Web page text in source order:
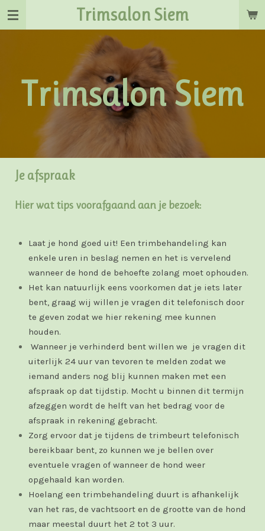
Ga
direct
Trimsalon Siem
Trimsalon Siem
Je afspraak
Hier wat tips voorafgaand aan je bezoek:
Laat je hond goed uit! Een trimbehandeling kan
enkele uren in beslag nemen en het is vervelend
wanneer de hond de behoefte zolang moet ophouden.
Het kan natuurlijk eens voorkomen dat je iets later
bent, graag wij willen je vragen dit telefonisch door
te geven zodat we hier rekening mee kunnen
houden.
Wanneer je verhinderd bent willen we je vragen dit
uiterlijk 24 uur van tevoren te melden zodat we
iemand anders nog blij kunnen maken met een
afspraak op dat tijdstip. Mocht u binnen dit termijn
afzeggen wordt de helft van het bedrag voor de
afspraak in rekening gebracht.
Zorg ervoor dat je tijdens de trimbeurt telefonisch
bereikbaar bent, zo kunnen we je bellen over
eventuele vragen of wanneer de hond weer
opgehaald kan worden.
Hoelang een trimbehandeling duurt is afhankelijk
van het ras, de vachtsoort en de grootte van de hond
maar meestal duurt het 2 tot 3 uur.